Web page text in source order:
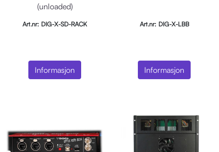
(unloaded)
Art.nr: DIG-X-SD-RACK
Informasjon
Art.nr: DIG-X-LBB
Informasjon